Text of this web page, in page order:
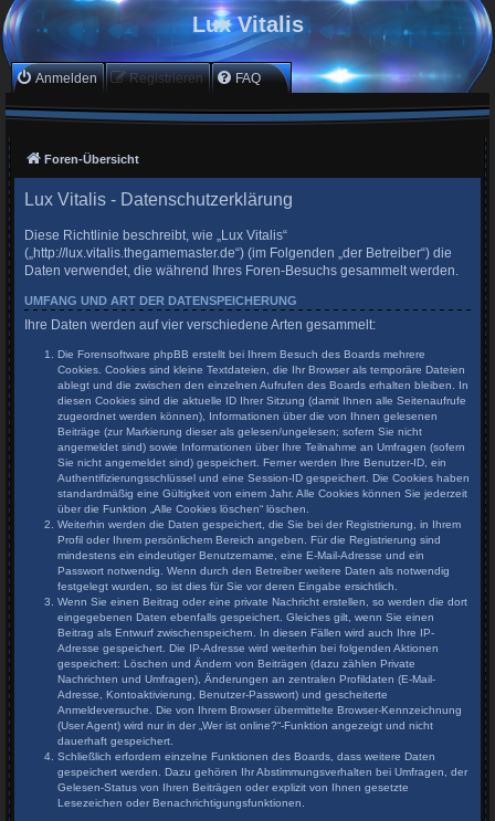
Lux Vitalis
Anmelden Registrieren FAQ
Foren-Übersicht
Lux Vitalis - Datenschutzerklärung
Diese Richtlinie beschreibt, wie „Lux Vitalis“
(„http://lux.vitalis.thegamemaster.de“) (im Folgenden „der Betreiber“) die
Daten verwendet, die während Ihres Foren-Besuchs gesammelt werden.
UMFANG UND ART DER DATENSPEICHERUNG
Ihre Daten werden auf vier verschiedene Arten gesammelt:
Die Forensoftware phpBB erstellt bei Ihrem Besuch des Boards mehrere
Cookies. Cookies sind kleine Textdateien, die Ihr Browser als temporäre Dateien
ablegt und die zwischen den einzelnen Aufrufen des Boards erhalten bleiben. In
diesen Cookies sind die aktuelle ID Ihrer Sitzung (damit Ihnen alle Seitenaufrufe
zugeordnet werden können), Informationen über die von Ihnen gelesenen
Beiträge (zur Markierung dieser als gelesen/ungelesen; sofern Sie nicht
angemeldet sind) sowie Informationen über Ihre Teilnahme an Umfragen (sofern
Sie nicht angemeldet sind) gespeichert. Ferner werden Ihre Benutzer-ID, ein
Authentifizierungsschlüssel und eine Session-ID gespeichert. Die Cookies haben
standardmäßig eine Gültigkeit von einem Jahr. Alle Cookies können Sie jederzeit
über die Funktion „Alle Cookies löschen“ löschen.
Weiterhin werden die Daten gespeichert, die Sie bei der Registrierung, in Ihrem
Profil oder Ihrem persönlichem Bereich angeben. Für die Registrierung sind
mindestens ein eindeutiger Benutzername, eine E-Mail-Adresse und ein
Passwort notwendig. Wenn durch den Betreiber weitere Daten als notwendig
festgelegt wurden, so ist dies für Sie vor deren Eingabe ersichtlich.
Wenn Sie einen Beitrag oder eine private Nachricht erstellen, so werden die dort
eingegebenen Daten ebenfalls gespeichert. Gleiches gilt, wenn Sie einen
Beitrag als Entwurf zwischenspeichern. In diesen Fällen wird auch Ihre IP-
Adresse gespeichert. Die IP-Adresse wird weiterhin bei folgenden Aktionen
gespeichert: Löschen und Ändern von Beiträgen (dazu zählen Private
Nachrichten und Umfragen), Änderungen an zentralen Profildaten (E-Mail-
Adresse, Kontoaktivierung, Benutzer-Passwort) und gescheiterte
Anmeldeversuche. Die von Ihrem Browser übermittelte Browser-Kennzeichnung
(User Agent) wird nur in der „Wer ist online?“-Funktion angezeigt und nicht
dauerhaft gespeichert.
Schließlich erfordern einzelne Funktionen des Boards, dass weitere Daten
gespeichert werden. Dazu gehören Ihr Abstimmungsverhalten bei Umfragen, der
Gelesen-Status von Ihren Beiträgen oder explizit von Ihnen gesetzte
Lesezeichen oder Benachrichtigungsfunktionen.